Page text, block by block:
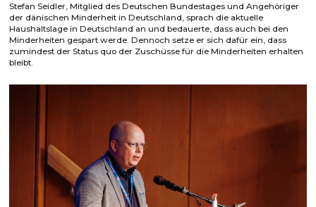
Stefan Seidler, Mitglied des Deutschen Bundestages und Angehöriger
der dänischen Minderheit in Deutschland, sprach die aktuelle
Haushaltslage in Deutschland an und bedauerte, dass auch bei den
Minderheiten gespart werde. Dennoch setze er sich dafür ein, dass
zumindest der Status quo der Zuschüsse für die Minderheiten erhalten
bleibt.